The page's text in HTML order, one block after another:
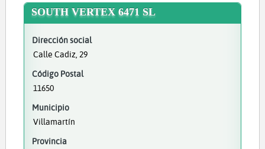
SOUTH VERTEX 6471 SL
Dirección social
Calle Cadiz, 29
Código Postal
11650
Municipio
Villamartín
Provincia